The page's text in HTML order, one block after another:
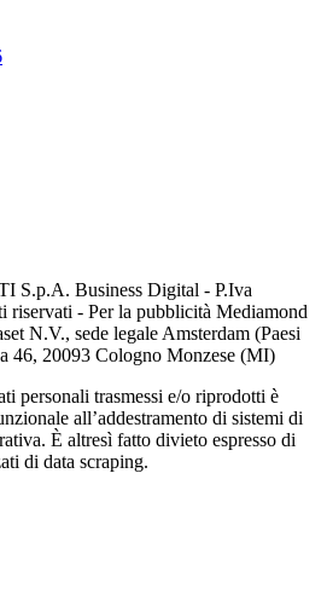
S.p.A. Business Digital - P.Iva
riservati - Per la pubblicità Mediamond
N.V., sede legale Amsterdam (Paesi
46, 20093 Cologno Monzese (MI)
personali trasmessi e/o riprodotti è
all’addestramento di sistemi di
È altresì fatto divieto espresso di
di data scraping.